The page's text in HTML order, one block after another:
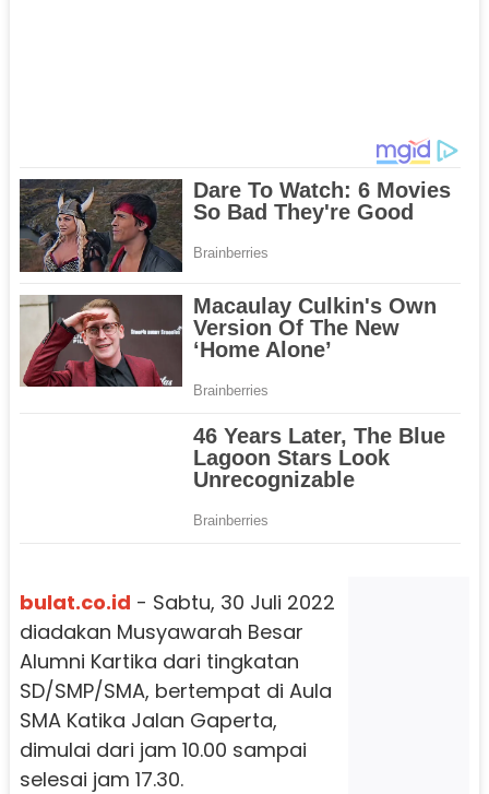
bulat.co.id - Sabtu, 30 Juli 2022
diadakan Musyawarah Besar
Alumni Kartika dari tingkatan
SD/SMP/SMA, bertempat di Aula
SMA Katika Jalan Gaperta,
dimulai dari jam 10.00 sampai
selesai jam 17.30.